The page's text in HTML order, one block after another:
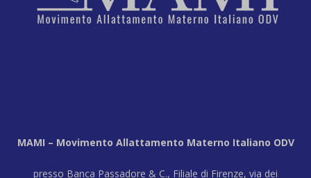
MAMI – Movimento Allattamento Materno Italiano ODV
presso Banca Passadore & C., Filiale di Firenze, via dei